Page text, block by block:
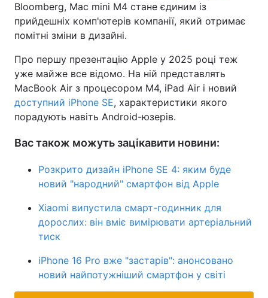
Bloomberg, Mac mini M4 стане єдиним із
прийдешніх комп'ютерів компанії, який отримає
помітні зміни в дизайні.
Про першу презентацію Apple у 2025 році теж
уже майже все відомо. На ній представлять
MacBook Air з процесором М4, iPad Air і новий
доступний iPhone SE, характеристики якого
порадують навіть Android-юзерів.
Вас також можуть зацікавити новини:
Розкрито дизайн iPhone SE 4: яким буде
новий "народний" смартфон від Apple
Xiaomi випустила смарт-годинник для
дорослих: він вміє вимірювати артеріальний
тиск
iPhone 16 Pro вже "застарів": анонсовано
новий найпотужніший смартфон у світі